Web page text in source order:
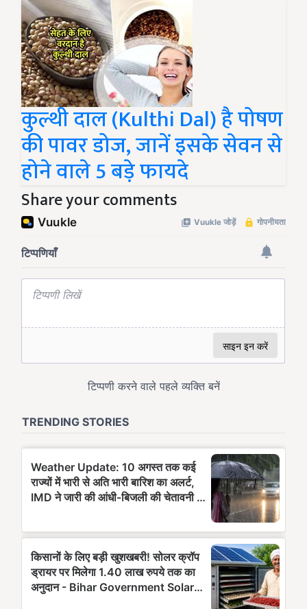
कुल्थी दाल (Kulthi Dal) है पोषण
की पावर डोज, जानें इसके सेवन से
होने वाले 5 बड़े फायदे
Share your comments